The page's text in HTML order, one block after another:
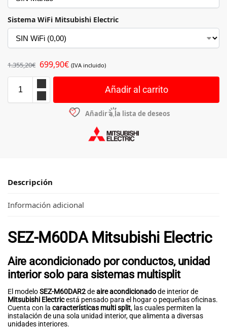
Sistema WiFi Mitsubishi Electric
1.355,20€ 699,90€ (IVA incluido)
Añadir al carrito
Añadir a la lista de deseos
Descripción
Información adicional
SEZ-M60DA Mitsubishi Electric
Aire acondicionado por conductos, unidad
interior solo para sistemas multisplit
El modeloSEZ-M60DAR2deaire acondicionadode interior de
Mitsubishi Electricestá pensado para el hogar o pequeñas oficinas.
Cuenta con la características multi split, las cuales permiten la
instalación de una sola unidad interior, que alimenta a diversas
unidades interiores.